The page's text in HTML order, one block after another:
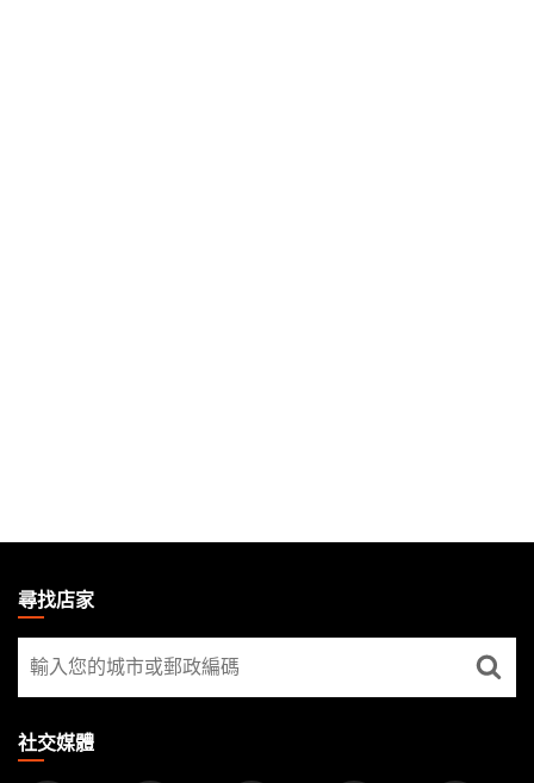
THE
GATHERING
FOOTER
尋找店家
尋
找
家
社交媒體